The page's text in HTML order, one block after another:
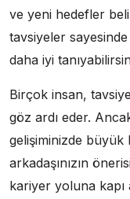
ve yeni hedefler
tavsiyeler
daha iyi
Birçok insan,
göz ardı eder.
gelişiminizde büyük
arkadaşınızın
kariyer yoluna kapı